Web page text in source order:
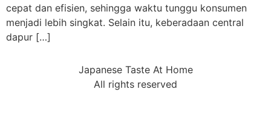
cepat dan efisien, sehingga waktu tunggu konsumen
menjadi lebih singkat. Selain itu, keberadaan central
dapur […]
Japanese Taste At Home
All rights reserved